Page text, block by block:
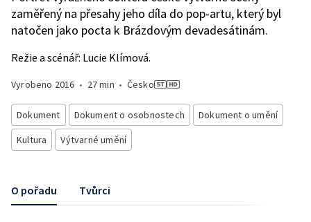
zaměřený na přesahy jeho díla do pop-artu, který byl
natočen jako pocta k Brázdovým devadesátinám.
Režie a scénář: Lucie Klímová.
Vyrobeno 2016 • 27 min • Česko
Dokument Dokument o osobnostech
Dokument o umění
Kultura
Výtvarné umění
O pořadu Tvůrci